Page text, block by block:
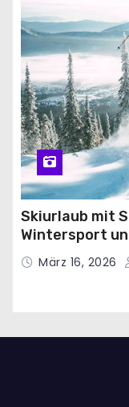
Skiurlaub mit
Wintersport
März 16, 2026